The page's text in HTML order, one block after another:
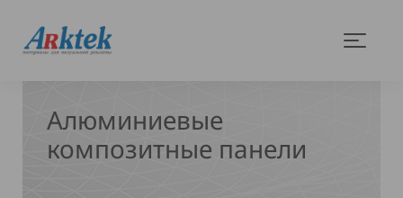
На
главную
Меню
Алюминиевые
композитные панели